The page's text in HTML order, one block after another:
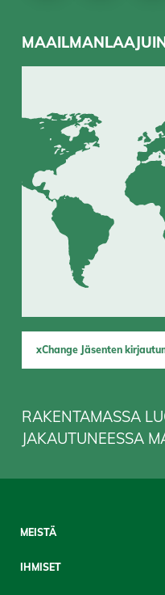
xChange Jäsenten
RAKENTAMASSA
JAKAUTUNEESSA
Sitemap
Mobile
MEISTÄ
IHMISET